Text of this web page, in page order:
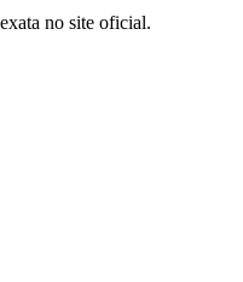
no site oficial.